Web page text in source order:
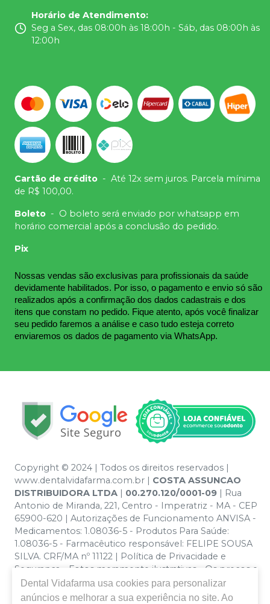
Horário de Atendimento:
Seg a Sex, das 08:00h às 18:00h - Sáb, das 08:00h às
12:00h
Cartão de crédito - Até 12x sem juros. Parcela mínima
de R$ 100,00.
Boleto - O boleto será enviado por whatsapp em
horário comercial após a conclusão do pedido.
Pix
Nossas vendas são exclusivas para profissionais da saúde
devidamente habilitados. Por isso, o pagamento e envio só são
realizados após a confirmação dos dados cadastrais e dos
itens que constam no pedido. Fique atento, após você finalizar
seu pedido faremos a análise e caso tudo esteja correto
enviaremos os dados de pagamento via WhatsApp.
Copyright © 2024 | Todos os direitos reservados |
www.dentalvidafarma.com.br | COSTA ASSUNCAO
DISTRIBUIDORA LTDA | 00.270.120/0001-09 | Rua
Antonio de Miranda, 221, Centro - Imperatriz - MA - CEP
65900-620 | Autorizações de Funcionamento ANVISA -
Medicamentos: 1.08036-5 - Produtos Para Saúde:
1.08036-5 - Farmacêutico responsável: FELIPE SOUSA
SILVA. CRF/MA nº 11122 | Política de Privacidade e
Segurança - Fotos meramente ilustrativas - Os preços e
condições da loja virtual estão sujeitos a alterações. Em
caso de divergência de preços no site, o valor válido é o
Dental Vidafarma usa cookies para personalizar
anúncios e melhorar a sua experiência no site. Ao